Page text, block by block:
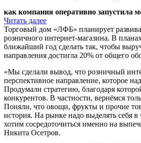
как компания оперативно запустила
Читать далее
Торговый дом «ЛФБ» планирует
розничного интернет-магазина. В
ближайший год сделать так, чтобы
направления достигла 20% от общего
«Мы сделали вывод, что розничный
перспективное направление, которое
Продумали стратегию, благодаря
конкурентов. В частности, вернёмся
Поняли, что овощи, фрукты и прочие
история. На рынке надо выделять себя
хотим сосредоточиться именно на
Никита Осетров.